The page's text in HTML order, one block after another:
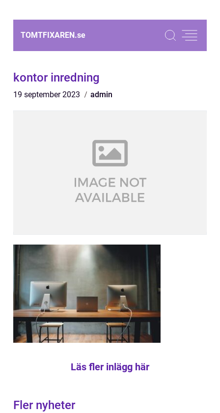
TOMTFIXAREN.se
kontor inredning
19 september 2023 admin
Läs fler inlägg här
Fler nyheter